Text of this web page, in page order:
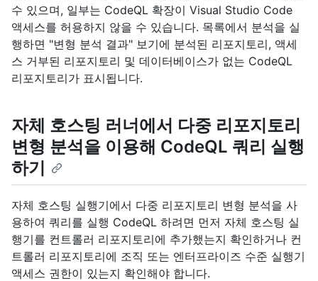
수 있으며, 일부는 CodeQL 확장이 Visual Studio Code
액세스를 허용하지 않을 수 있습니다. 목록에서 분석을 실
행하면 "변형 분석 결과" 보기에 분석된 리포지토리, 액세
스 거부된 리포지토리 및 데이터베이스가 없는 CodeQL
리포지토리가 표시됩니다.
자체 호스팅 러너에서 다중 리포지토리
변형 분석을 이용해 CodeQL 쿼리 실행
하기
자체 호스팅 실행기에서 다중 리포지토리 변형 분석을 사
용하여 쿼리를 실행 CodeQL 하려면 먼저 자체 호스팅 실
행기를 컨트롤러 리포지토리에 추가했는지 확인하거나 컨
트롤러 리포지토리에 조직 또는 엔터프라이즈 수준 실행기
액세스 권한이 있는지 확인해야 합니다.